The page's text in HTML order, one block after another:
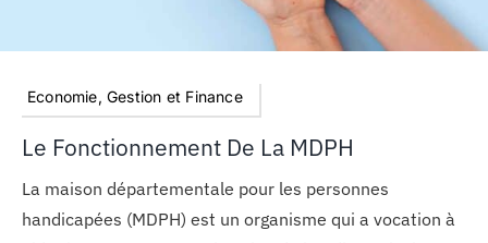
Economie, Gestion et Finance
Le Fonctionnement De La MDPH
La maison départementale pour les personnes
handicapées (MDPH) est un organisme qui a vocation à